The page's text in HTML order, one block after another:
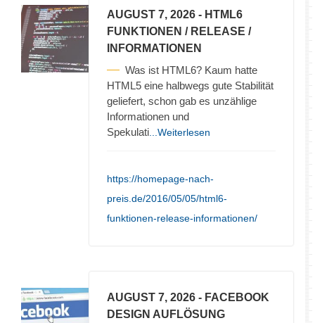
AUGUST 7, 2026 - HTML6
FUNKTIONEN / RELEASE /
INFORMATIONEN
Was ist HTML6? Kaum hatte
HTML5 eine halbwegs gute Stabilität
geliefert, schon gab es unzählige
Informationen und
Spekulati ...Weiterlesen
https://homepage-nach-
preis.de/2016/05/05/html6-
funktionen-release-informationen/
AUGUST 7, 2026 - FACEBOOK
DESIGN AUFLÖSUNG